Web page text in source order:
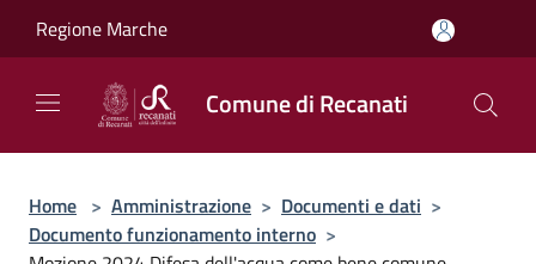
Regione Marche
Comune di Recanati
Home > Amministrazione > Documenti e dati >
Documento funzionamento interno >